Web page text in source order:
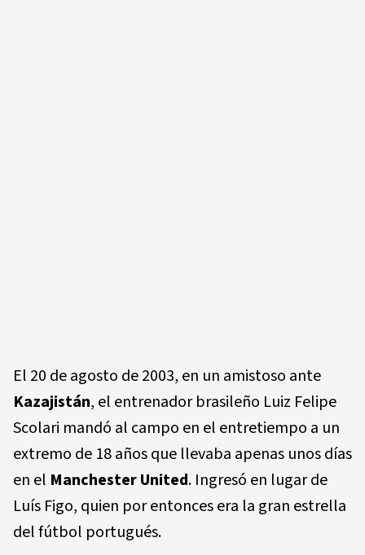
El 20 de agosto de 2003, en un amistoso ante
Kazajistán, el entrenador brasileño Luiz Felipe
Scolari mandó al campo en el entretiempo a un
extremo de 18 años que llevaba apenas unos días
en el Manchester United. Ingresó en lugar de
Luís Figo, quien por entonces era la gran estrella
del fútbol portugués.